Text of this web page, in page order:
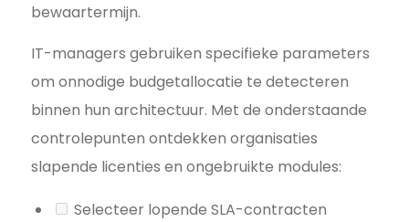
bewaartermijn.
IT-managers gebruiken specifieke parameters
om onnodige budgetallocatie te detecteren
binnen hun architectuur. Met de onderstaande
controlepunten ontdekken organisaties
slapende licenties en ongebruikte modules:
Selecteer lopende SLA-contracten